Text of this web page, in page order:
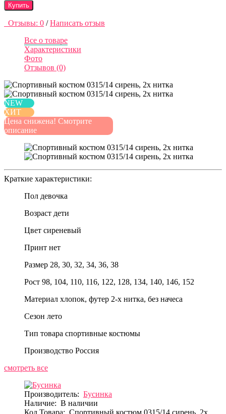
Купить
Отзывы: 0 / Написать отзыв
Все о товаре
Характеристики
Фото
Отзывов (0)
NEW
ХИТ
Цена снижена! Смотрите
описание
Краткие характеристики:
Пол девочка
Возраст дети
Цвет сиреневый
Принт нет
Размер 28, 30, 32, 34, 36, 38
Рост 98, 104, 110, 116, 122, 128, 134, 140, 146, 152
Материал хлопок, футер 2-х нитка, без начеса
Сезон лето
Тип товара спортивные костюмы
Производство Россия
смотреть все
Производитель: Бусинка
Наличие: В наличии
Код Товара: Спортивный костюм 0315/14 сирень, 2х